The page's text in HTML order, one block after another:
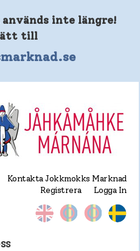
används inte längre!
till
Kontakta Jokkmokks Marknad
Registrera
Logga In